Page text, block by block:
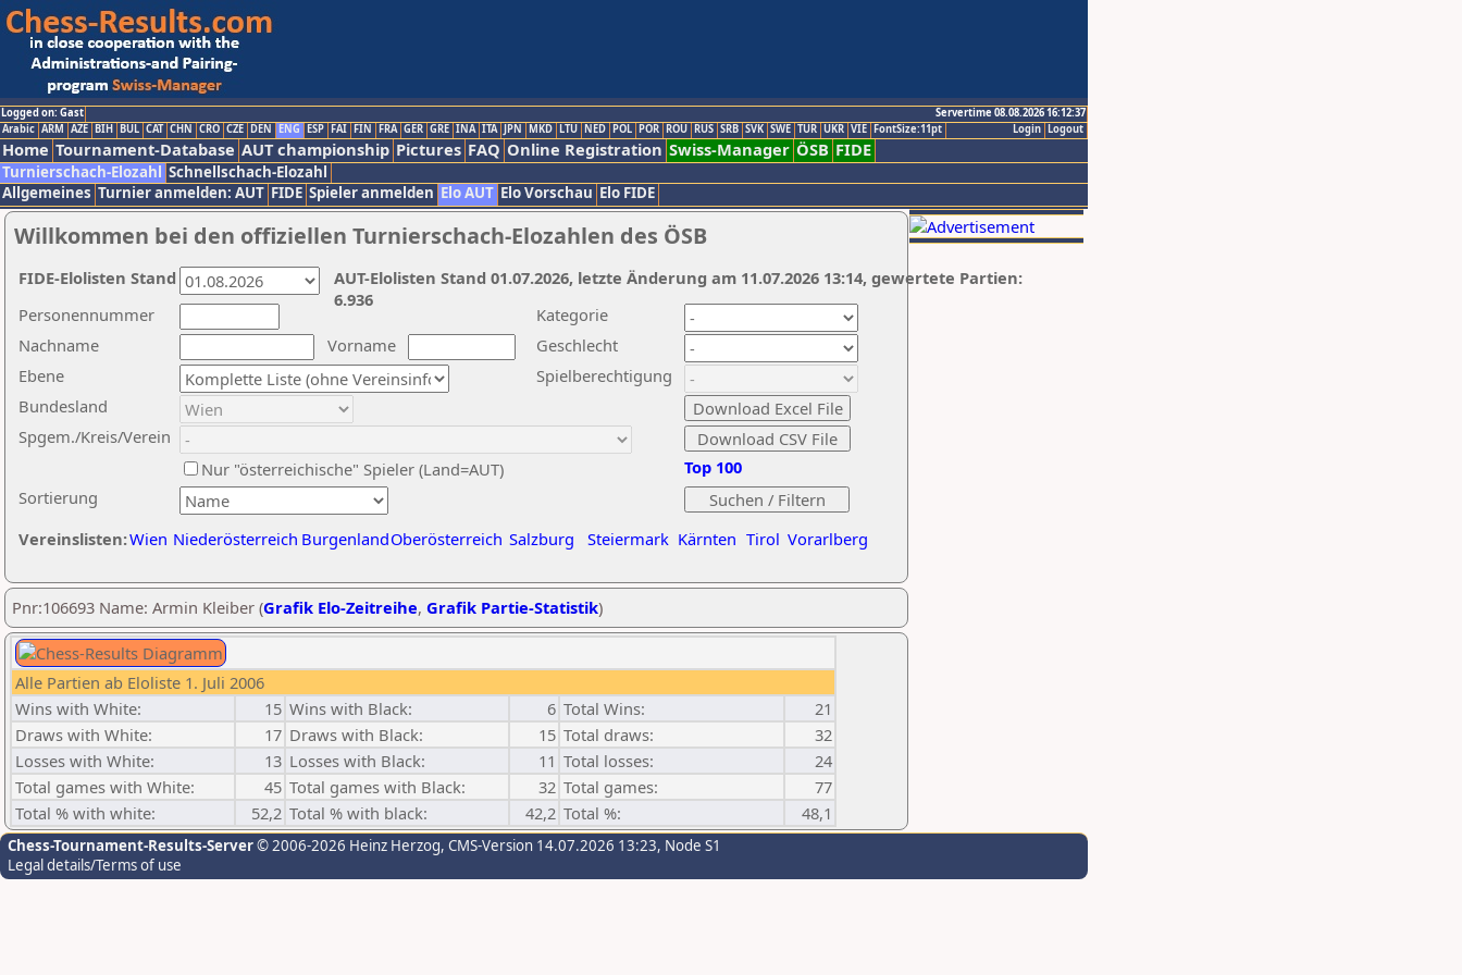
Logged on: Gast
Servertime 08.08.2026 16:12:37
Logout
Login
Arabic ARM AZE BIH BUL CAT CHN CRO CZE DEN ENG ESP FAI FIN FRA GER GRE INA ITA JPN MKD LTU NED POL POR ROU RUS SRB SVK SWE TUR UKR VIE FontSize:11pt
Home Tournament-Database AUT championship Pictures FAQ Online Registration Swiss-Manager ÖSB FIDE
Turnierschach-Elozahl Schnellschach-Elozahl
Allgemeines Turnier anmelden: AUT FIDE Spieler anmelden Elo AUT Elo Vorschau Elo FIDE
Willkommen bei den offiziellen Turnierschach-Elozahlen des ÖSB
Nachname
Vorname
Ebene
Kategorie
Sortierung
Personennummer
Bundesland
Spgem./Kreis/Verein
Geschlecht
Nur "österreichische" Spieler (Land=AUT)
Spielberechtigung
Vereinslisten:Wien Niederösterreich BurgenlandOberösterreich Salzburg Steiermark Kärnten Tirol Vorarlberg
Top 100
AUT-Elolisten Stand 01.07.2026, letzte Änderung am 11.07.2026 13:14, gewertete Partien:
6.936
FIDE-Elolisten Stand
Pnr:106693 Name: Armin Kleiber (Grafik Elo-Zeitreihe, Grafik Partie-Statistik)
Alle Partien ab Eloliste 1. Juli 2006
Wins with White:
15 Wins with Black: 6 Total Wins:
21
Draws with White:
17 Draws with Black: 15 Total draws:
32
Losses with White:
13 Losses with Black: 11 Total losses:
24
Total games with White:
45 Total games with Black: 32 Total games:
77
Total % with white:
52,2 Total % with black: 42,2 Total %: 48,1
Chess-Tournament-Results-Server© 2006-2026 Heinz Herzog, CMS-Version 14.07.2026 13:23, Node S1
Legal details/Terms of use